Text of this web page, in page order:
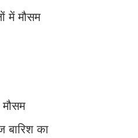
में मौसम
बारिश का